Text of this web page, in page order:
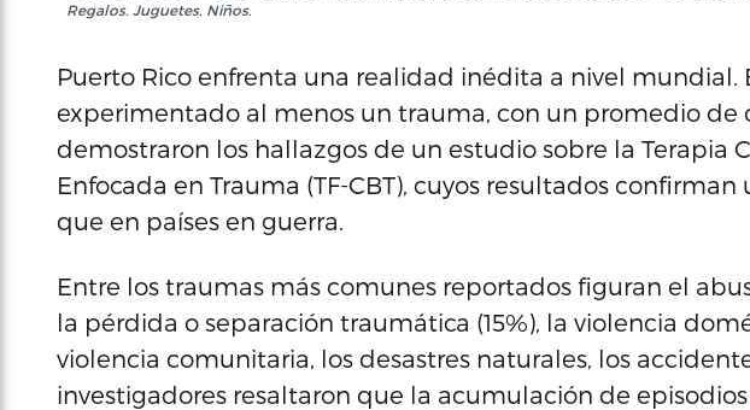
Regalos. Juguetes. Niños.
Puerto Rico enfrenta una realidad inédita a nivel mundial.
experimentado al menos un trauma, con un promedio de
demostraron los hallazgos de un estudio sobre la Terapia
Enfocada en Trauma (TF-CBT), cuyos resultados
que en países en guerra.
Entre los traumas más comunes reportados figuran el
la pérdida o separación traumática (15%), la violencia
violencia comunitaria, los desastres naturales, los
investigadores resaltaron que la acumulación de